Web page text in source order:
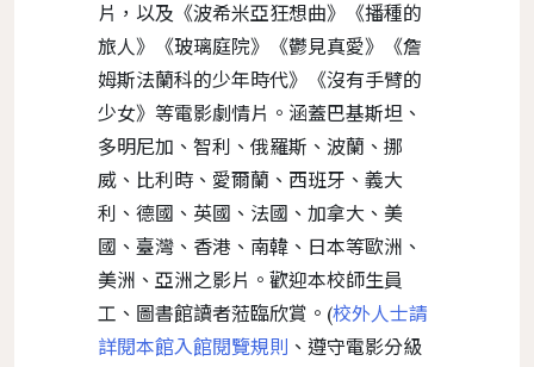
片，以及《波希米亞狂想曲》《播種的
旅人》《玻璃庭院》《鬱見真愛》《詹
姆斯法蘭科的少年時代》《沒有手臂的
少女》等電影劇情片。涵蓋巴基斯坦、
多明尼加、智利、俄羅斯、波蘭、挪
威、比利時、愛爾蘭、西班牙、義大
利、德國、英國、法國、加拿大、美
國、臺灣、香港、南韓、日本等歐洲、
美洲、亞洲之影片。歡迎本校師生員
工、圖書館讀者蒞臨欣賞。(校外人士請
詳閱本館入館閱覽規則 、遵守電影分級